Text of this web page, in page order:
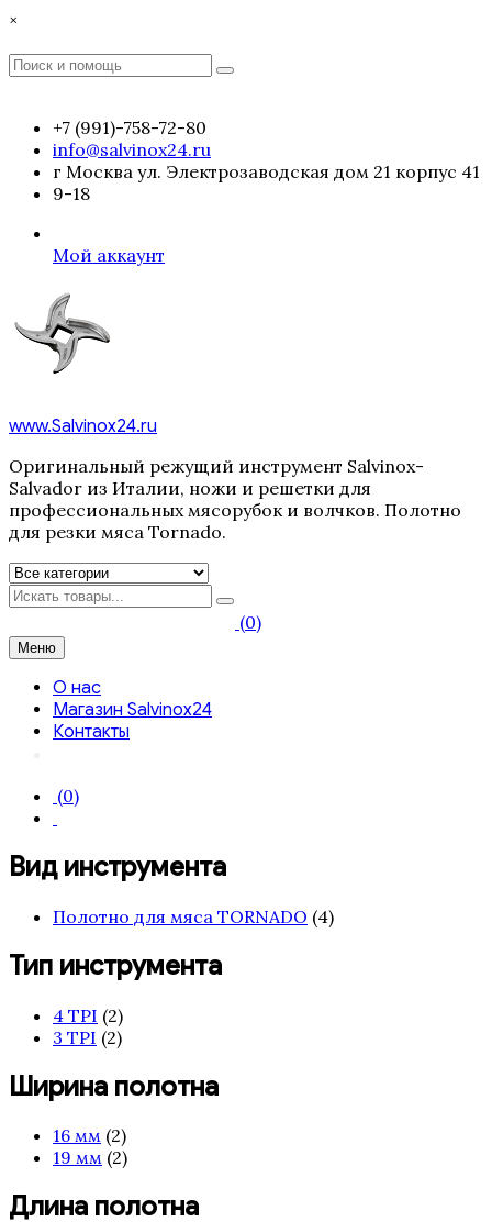
Перейти
содержимому
×
Поиск
Поиск
+7 (991)-758-72-80
info@salvinox24.ru
г Москва ул. Электрозаводская дом 21 корпус 41
9-18
Мой аккаунт
www.Salvinox24.ru
Оригинальный режущий инструмент Salvinox-
Salvador из Италии, ножи и решетки для
профессиональных мясорубок и волчков. Полотно
для резки мяса Tornado.
Искать
(0)
Меню
О нас
Магазин Salvinox24
Контакты
(0)
Вид инструмента
Полотно для мяса TORNADO (4)
Тип инструмента
4 TPI (2)
3 TPI (2)
Ширина полотна
16 мм (2)
19 мм (2)
Длина полотна